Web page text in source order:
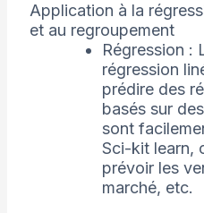
Application à la
et au regroupement
Régression :
régression
prédire des
basés sur
sont
Sci-kit learn,
prévoir les
marché, etc.